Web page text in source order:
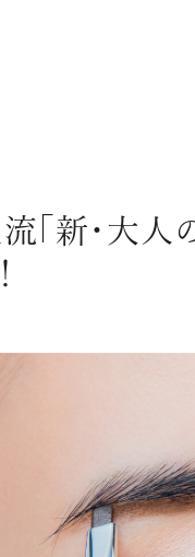
「新・大人